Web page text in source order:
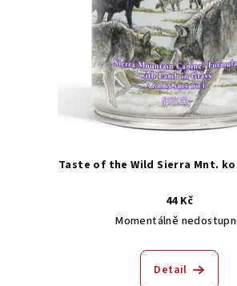
Taste of the Wild Sierra Mnt.
44 Kč
Momentálně
Detail